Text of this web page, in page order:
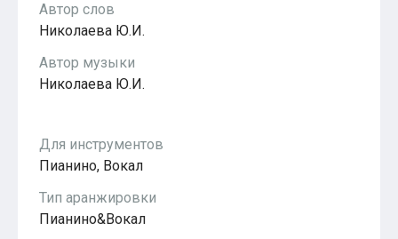
Автор слов
Николаева Ю.И.
Автор музыки
Николаева Ю.И.
Для инструментов
Пианино, Вокал
Тип аранжировки
Пианино&Вокал